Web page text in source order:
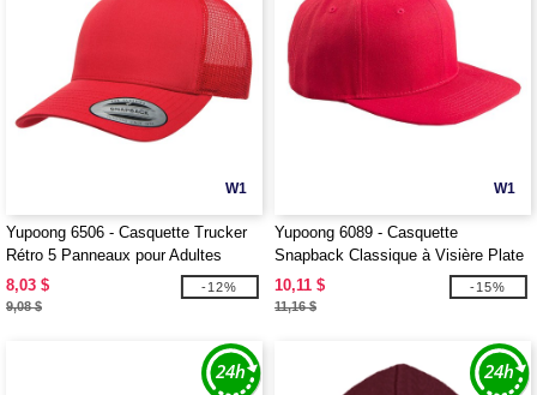
W1
Yupoong 6506 - Casquette Trucker
Rétro 5 Panneaux pour Adultes
8,03 $
9,08 $
-12%
W1
Yupoong 6089 - Casquette
Snapback Classique à Visière Plate
Structurée à 6 Panneaux
10,11 $
11,16 $
-15%